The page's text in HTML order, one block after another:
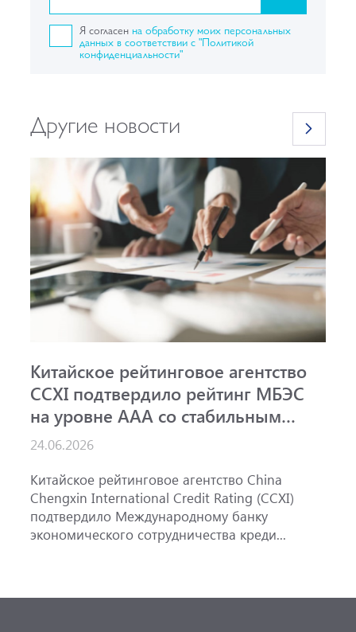
Я согласен на обработку моих персональных
данных в соответствии с "Политикой
конфиденциальности"
Другие новости
Китайское рейтинговое агентство
CCXI подтвердило рейтинг МБЭС
на уровне AAA со стабильным
прогнозом
24.06.2026
Китайское рейтинговое агентство China
Chengxin International Credit Rating (CCXI)
подтвердило Международному банку
экономического сотрудничества креди...